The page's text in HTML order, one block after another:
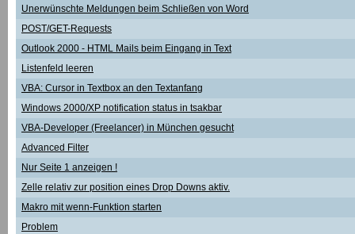
Unerwünschte Meldungen beim Schließen von Word
POST/GET-Requests
Outlook 2000 - HTML Mails beim Eingang in Text
Listenfeld leeren
VBA: Cursor in Textbox an den Textanfang
Windows 2000/XP notification status in tsakbar
VBA-Developer (Freelancer) in München gesucht
Advanced Filter
Nur Seite 1 anzeigen !
Zelle relativ zur position eines Drop Downs aktiv.
Makro mit wenn-Funktion starten
Problem